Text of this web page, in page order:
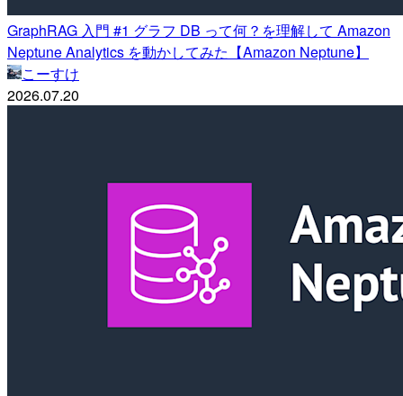
GraphRAG 入門 #1 グラフ DB って何？を理解して Amazon
Neptune Analytics を動かしてみた【Amazon Neptune】
こーすけ
2026.07.20